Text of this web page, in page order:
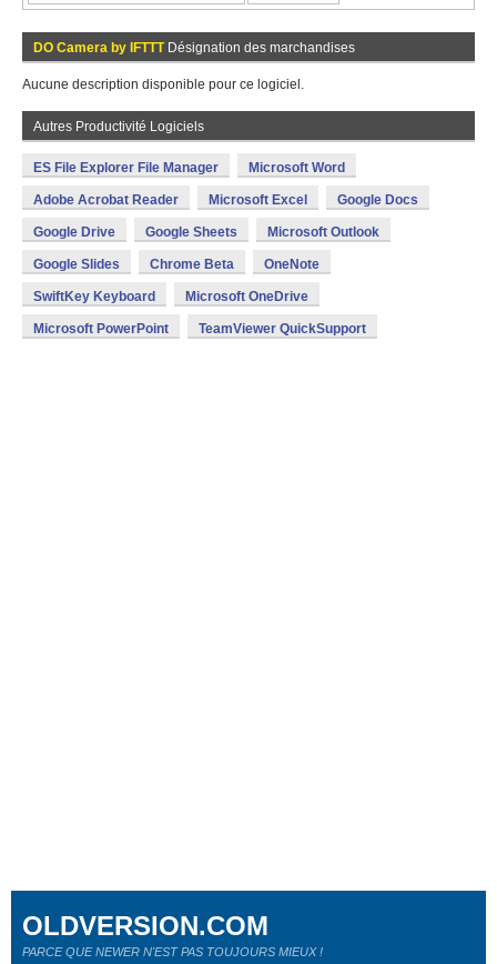
DO Camera by IFTTTDésignation des marchandises
Aucune description disponible pour ce logiciel.
Autres Productivité Logiciels
ES File Explorer File Manager Microsoft Word
Adobe Acrobat Reader Microsoft Excel Google Docs
Google Drive Google Sheets Microsoft Outlook
Google Slides Chrome Beta OneNote
SwiftKey Keyboard Microsoft OneDrive
Microsoft PowerPoint TeamViewer QuickSupport
OLDVERSION.COM
PARCE QUE NEWER N'EST PAS TOUJOURS MIEUX !